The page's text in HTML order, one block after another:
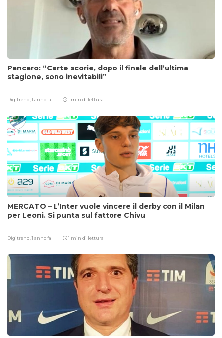
Pancaro: “Certe scorie, dopo il finale dell’ultima
stagione, sono inevitabili”
Digitrend,1 anno fa 1 min di lettura
MERCATO – L’Inter vuole vincere il derby con il Milan
per Leoni. Si punta sul fattore Chivu
Digitrend,1 anno fa 1 min di lettura